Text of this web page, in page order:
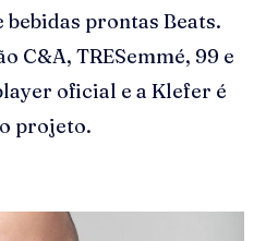
prontas Beats.
C&A, TRESemmé, 99 e
oficial e a Klefer é
projeto.